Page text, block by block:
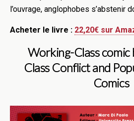
l’ouvrage, anglophobes s’abstenir
Acheter le livre : 22,20€ sur
Working-Class comic
Class Conflict and
Comics